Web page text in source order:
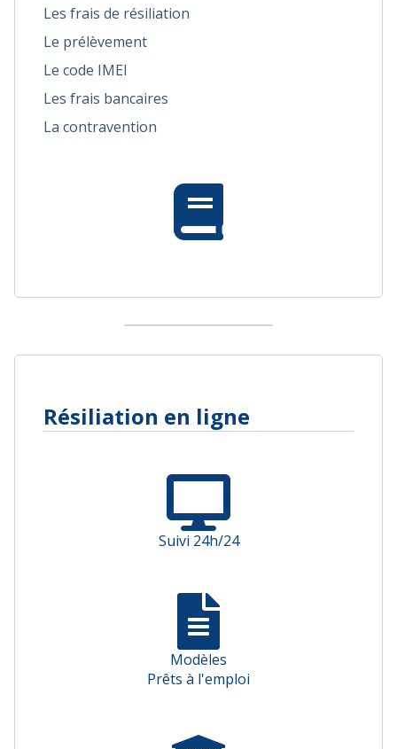
Les frais de résiliation
Le prélèvement
Le code IMEI
Les frais bancaires
La contravention
Résiliation en ligne
Suivi 24h/24
Modèles
Prêts à l'emploi